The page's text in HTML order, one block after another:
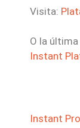
Visita:
O la
Instant
Instant